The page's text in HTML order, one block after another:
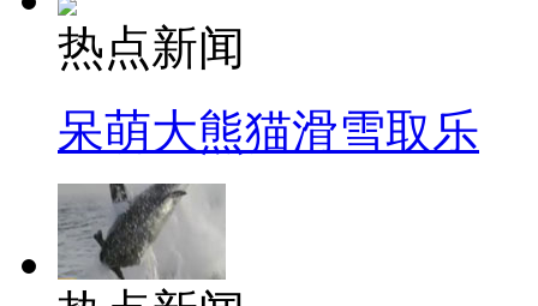
热点新闻
呆萌大熊猫滑雪取乐